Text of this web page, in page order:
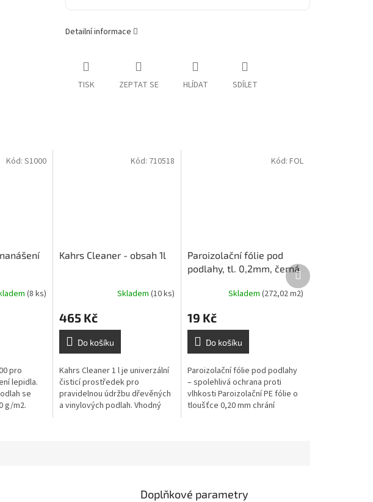
Detailní informace
TISK ZEPTAT SE HLÍDAT SDÍLET
(8 ks)
pro
lepidla.
se
g/m2.
Kód: S1000
Kahrs Cleaner - obsah 1l
Skladem(10 ks)
465 Kč
Do košíku
Kahrs Cleaner 1 l je univerzální
čisticí prostředek pro
pravidelnou údržbu dřevěných
a vinylových podlah. Vhodný
Kód: 710518
Paroizolační fólie pod
podlahy, tl. 0,2mm, černá
Skladem (272,02 m2)
19 Kč
Do košíku
Paroizolační fólie pod podlahy
– spolehlivá ochrana proti
vlhkosti Paroizolační PE fólie o
tloušťce 0,20 mm chrání
Kód: FOL
Další
produkt
Doplňkové parametry